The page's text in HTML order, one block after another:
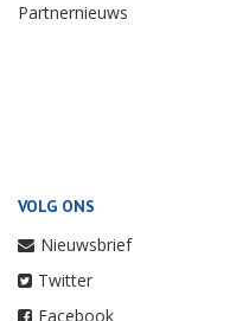
Partnernieuws
VOLG ONS
Nieuwsbrief
Twitter
Facebook